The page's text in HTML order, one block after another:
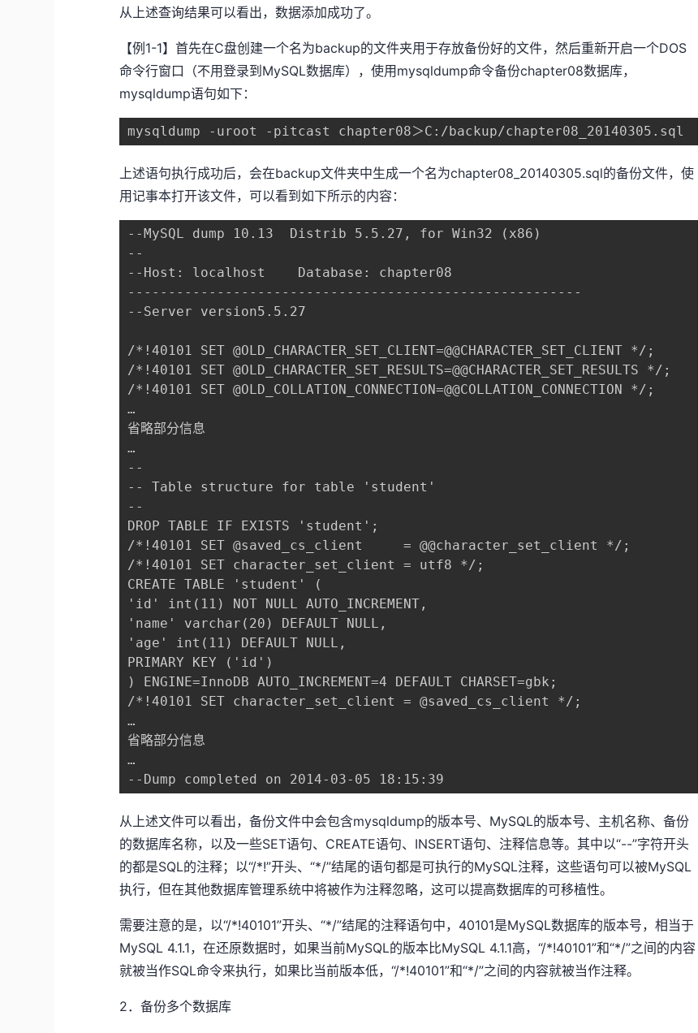
从上述查询结果可以看出，数据添加成功了。
【例1-1】首先在C盘创建一个名为backup的文件夹用于存放备份好的文件，然后重新开启一个DOS
命令行窗口（不用登录到MySQL数据库），使用mysqldump命令备份chapter08数据库，
mysqldump语句如下：
mysqldump -uroot -pitcast chapter08＞C:/backup/chapter08_20140305.sql
上述语句执行成功后，会在backup文件夹中生成一个名为chapter08_20140305.sql的备份文件，使
用记事本打开该文件，可以看到如下所示的内容：
--MySQL dump 10.13  Distrib 5.5.27, for Win32 (x86)
--
--Host: localhost    Database: chapter08
--------------------------------------------------------
--Server version5.5.27
/*!40101 SET @OLD_CHARACTER_SET_CLIENT=@@CHARACTER_SET_CLIENT */;
/*!40101 SET @OLD_CHARACTER_SET_RESULTS=@@CHARACTER_SET_RESULTS */;
/*!40101 SET @OLD_COLLATION_CONNECTION=@@COLLATION_CONNECTION */;
…
省略部分信息
…
--
-- Table structure for table 'student'
--
DROP TABLE IF EXISTS 'student';
/*!40101 SET @saved_cs_client     = @@character_set_client */;
/*!40101 SET character_set_client = utf8 */;
CREATE TABLE 'student' (
'id' int(11) NOT NULL AUTO_INCREMENT,
'name' varchar(20) DEFAULT NULL,
'age' int(11) DEFAULT NULL,
PRIMARY KEY ('id')
) ENGINE=InnoDB AUTO_INCREMENT=4 DEFAULT CHARSET=gbk;
/*!40101 SET character_set_client = @saved_cs_client */;
…
省略部分信息
…
--Dump completed on 2014-03-05 18:15:39
从上述文件可以看出，备份文件中会包含mysqldump的版本号、MySQL的版本号、主机名称、备份
的数据库名称，以及一些SET语句、CREATE语句、INSERT语句、注释信息等。其中以“--”字符开头
的都是SQL的注释；以“/*!”开头、“*/”结尾的语句都是可执行的MySQL注释，这些语句可以被MySQL
执行，但在其他数据库管理系统中将被作为注释忽略，这可以提高数据库的可移植性。
需要注意的是，以“/*!40101”开头、“*/”结尾的注释语句中，40101是MySQL数据库的版本号，相当于
MySQL 4.1.1，在还原数据时，如果当前MySQL的版本比MySQL 4.1.1高，“/*!40101”和“*/”之间的内容
就被当作SQL命令来执行，如果比当前版本低，“/*!40101”和“*/”之间的内容就被当作注释。
2．备份多个数据库